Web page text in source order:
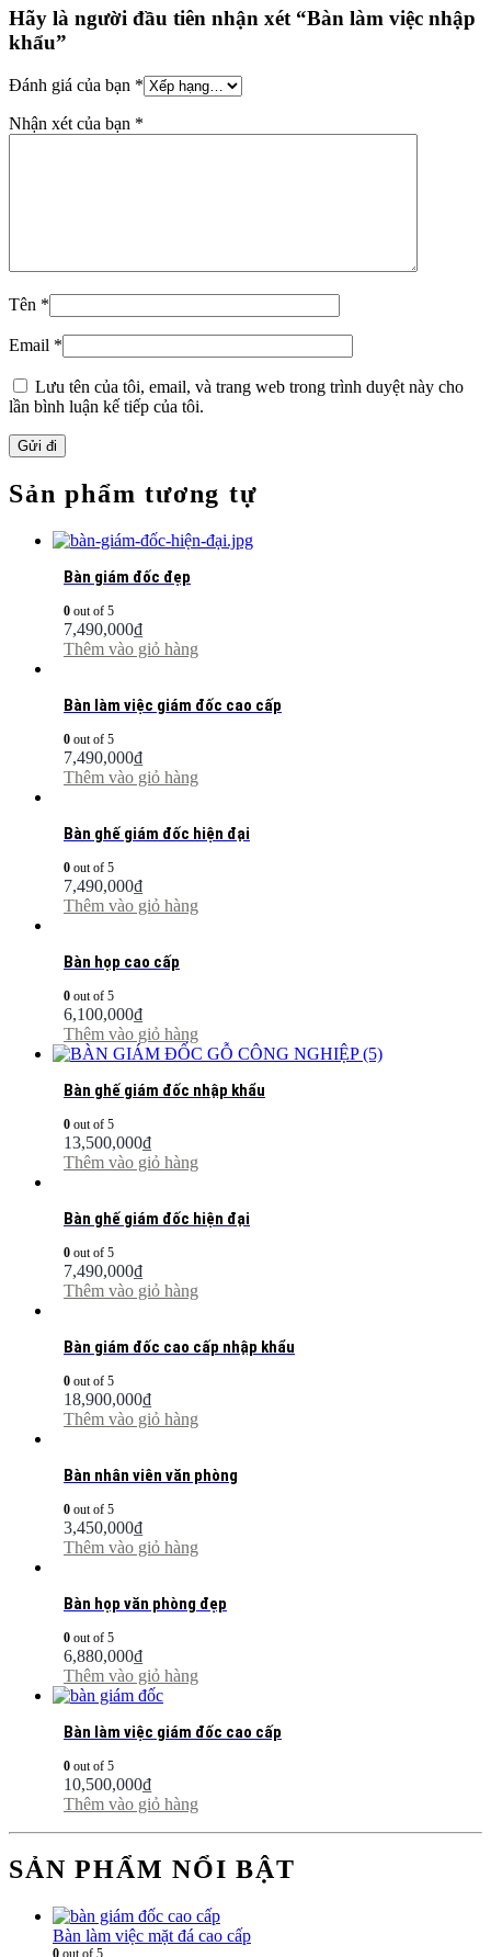
Hãy là người đầu tiên nhận xét “Bàn làm việc nhập
khẩu”
Đánh giá của bạn *
Nhận xét của bạn *
Tên *
Email *
Lưu tên của tôi, email, và trang web trong trình duyệt này cho
lần bình luận kế tiếp của tôi.
Sản phẩm tương tự
Bàn giám đốc đẹp
0 out of 5
7,490,000₫
Thêm vào giỏ hàng
Bàn làm việc giám đốc cao cấp
0 out of 5
7,490,000₫
Thêm vào giỏ hàng
Bàn ghế giám đốc hiện đại
0 out of 5
7,490,000₫
Thêm vào giỏ hàng
Bàn họp cao cấp
0 out of 5
6,100,000₫
Thêm vào giỏ hàng
Bàn ghế giám đốc nhập khẩu
0 out of 5
13,500,000₫
Thêm vào giỏ hàng
Bàn ghế giám đốc hiện đại
0 out of 5
7,490,000₫
Thêm vào giỏ hàng
Bàn giám đốc cao cấp nhập khẩu
0 out of 5
18,900,000₫
Thêm vào giỏ hàng
Bàn nhân viên văn phòng
0 out of 5
3,450,000₫
Thêm vào giỏ hàng
Bàn họp văn phòng đẹp
0 out of 5
6,880,000₫
Thêm vào giỏ hàng
Bàn làm việc giám đốc cao cấp
0 out of 5
10,500,000₫
Thêm vào giỏ hàng
SẢN PHẨM NỔI BẬT
Bàn làm việc mặt đá cao cấp